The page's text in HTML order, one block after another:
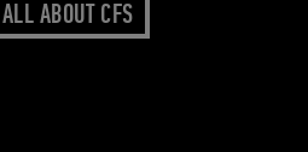
ABOUT CFS